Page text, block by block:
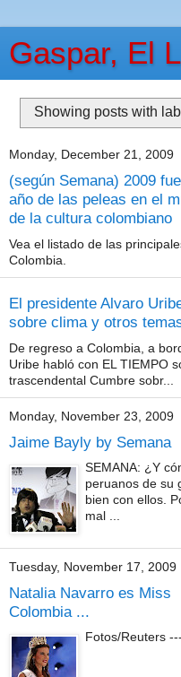
Gaspar, El
Showing posts with
Monday, December 21, 2009
(según Semana) 2009
año de las peleas en el
de la cultura colombiano
Vea el listado de las
Colombia.
El presidente Alvaro
sobre clima y otros
De regreso a Colombia, a
Uribe habló con EL TIEMPO
trascendental Cumbre sobr...
Monday, November 23, 2009
Jaime Bayly by Semana
SEMANA: ¿Y
peruanos de su
bien con ellos.
mal ...
Tuesday, November 17, 2009
Natalia Navarro es Miss
Colombia ...
Fotos/Reuters